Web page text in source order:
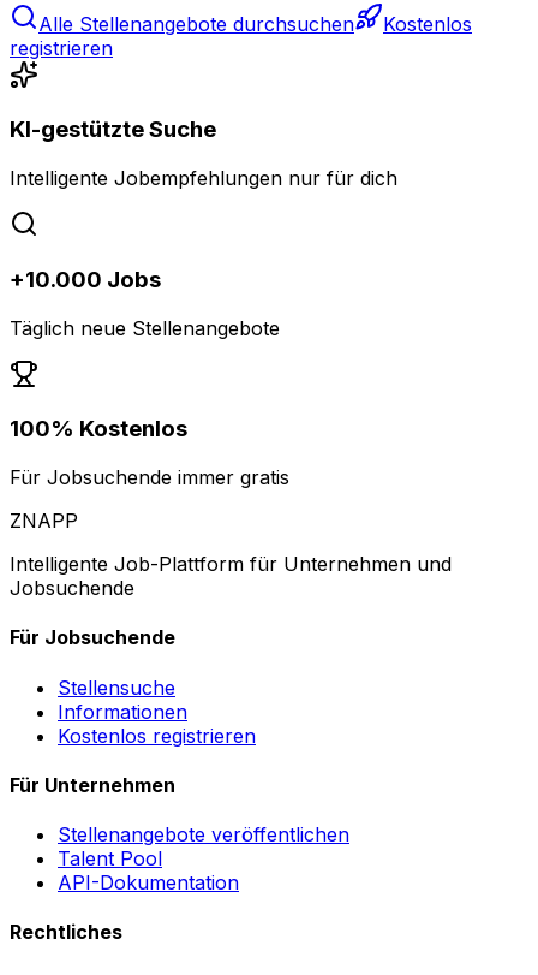
Alle Stellenangebote durchsuchen
Kostenlos
registrieren
KI-gestützte Suche
Intelligente Jobempfehlungen nur für dich
+10.000 Jobs
Täglich neue Stellenangebote
100% Kostenlos
Für Jobsuchende immer gratis
ZNAPP
Intelligente Job-Plattform für Unternehmen und
Jobsuchende
Für Jobsuchende
Stellensuche
Informationen
Kostenlos registrieren
Für Unternehmen
Stellenangebote veröffentlichen
Talent Pool
API-Dokumentation
Rechtliches